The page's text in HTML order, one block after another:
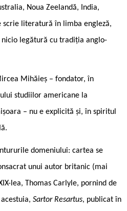
Noua Zeelandă, India,
scrie literatură în limba engleză,
legătură cu tradiția anglo-
Mihăieș – fondator, în
studiilor americane la
– nu e explicită și, în spiritul
domeniului: cartea se
unui autor britanic (mai
lea, Thomas Carlyle, pornind de
Sartor Resartus, publicat în